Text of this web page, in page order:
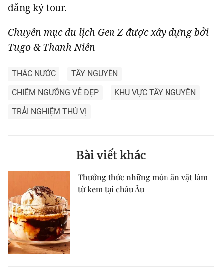
đăng ký tour.
Chuyên mục du lịch Gen Z được xây dựng bởi
Tugo & Thanh Niên
THÁC NƯỚC
TÂY NGUYÊN
CHIÊM NGƯỠNG VẺ ĐẸP
KHU VỰC TÂY NGUYÊN
TRẢI NGHIỆM THÚ VỊ
Bài viết khác
Thưởng thức những món ăn vặt làm
từ kem tại châu Âu